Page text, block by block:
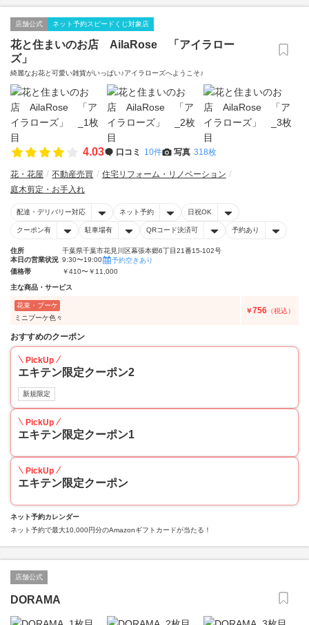
店舗公式 ネット予約スピードくじ対象店
花と住まいのお店 AilaRose 「アイラロー
ズ」
綺麗なお花と可愛い雑貨がいっぱい♪アイラローズへようこそ♪
4.03 口コミ 10件 写真 318枚
花・花屋 不動産売買
住宅リフォーム・リノベーション
庭木剪定・お手入れ
配達・デリバリー対応 ネット予約 日祝OK
クーポン有 駐車場有 QRコード決済可 予約あり
住所
千葉県千葉市花見川区幕張本郷6丁目21番15-102号
本日の営業状況 9:30〜19:00
予約空きあり
価格帯
￥410〜￥11,000
主な商品・サービス
花束・ブーケ
ミニブーケ色々
￥756 （税込）
おすすめのクーポン
PickUp
エキテン限定クーポン2
新規限定
PickUp
エキテン限定クーポン1
PickUp
エキテン限定クーポン
ネット予約カレンダー
ネット予約で最大10,000円分のAmazonギフトカードが当たる！
店舗公式
DORAMA